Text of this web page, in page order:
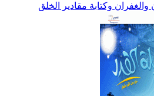
والغفران وكتابة مقادير الخلق